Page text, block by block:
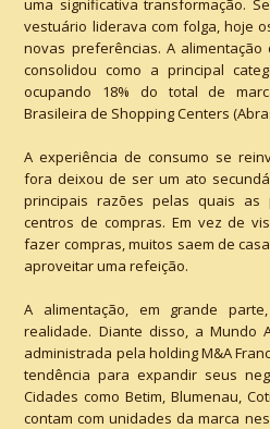
uma significativa transformação.
vestuário liderava com folga, hoje
novas preferências. A
consolidou como a principal
ocupando 18% do total de
Brasileira de Shopping Centers
A experiência de consumo se
fora deixou de ser um ato
principais razões pelas quais as
centros de compras. Em vez de
fazer compras, muitos saem de
aproveitar uma refeição.
A alimentação, em grande
realidade. Diante disso, a Mundo
administrada pela holding M&A
tendência para expandir seus
Cidades como Betim, Blumenau,
contam com unidades da marca